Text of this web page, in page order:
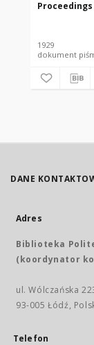
Proceedings
1929
DANE
Adres
Biblioteka
(koordynator
ul. Wólczańska
93-005 Łódź,
Telefon